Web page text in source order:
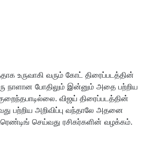
உருவாகி வரும் கோட் திரைப்படத்தின்
நாளான போதிலும் இன்னும் அதை பற்றிய
விஜய் திரைப்படத்தின்
பற்றிய அறிவிப்பு வந்தாலே அதனை
செய்வது ரசிகர்களின் வழக்கம்.